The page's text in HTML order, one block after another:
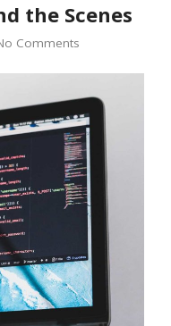
the Scenes
Comments